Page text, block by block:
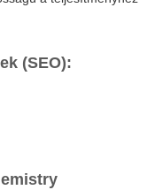
(SEO):